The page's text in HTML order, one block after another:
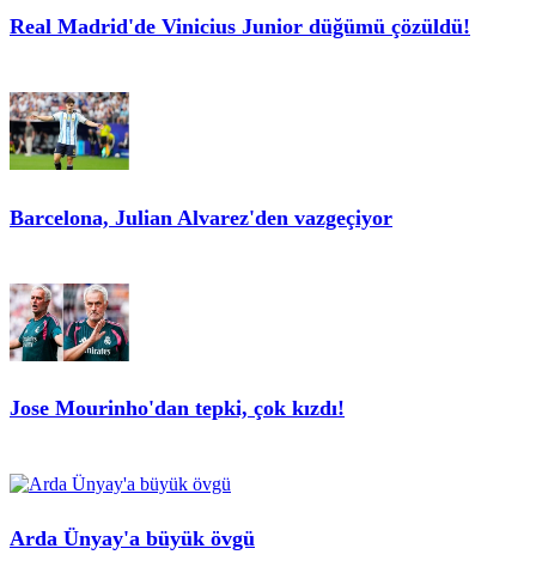
Real Madrid'de Vinicius Junior düğümü çözüldü!
Barcelona, Julian Alvarez'den vazgeçiyor
Jose Mourinho'dan tepki, çok kızdı!
Arda Ünyay'a büyük övgü